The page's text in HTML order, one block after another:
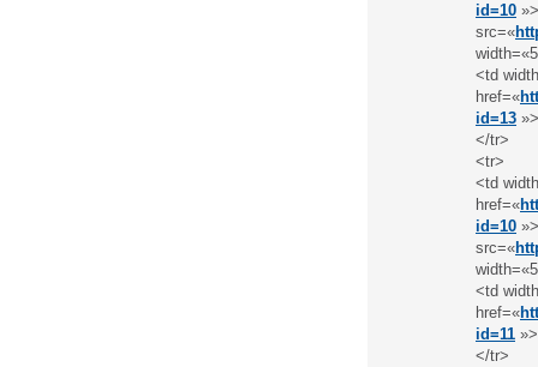
id=10
src=«
<td
href=«
id=13
</tr>
<tr>
<td
href=«
id=10
src=«
<td
href=«
id=11
</tr>